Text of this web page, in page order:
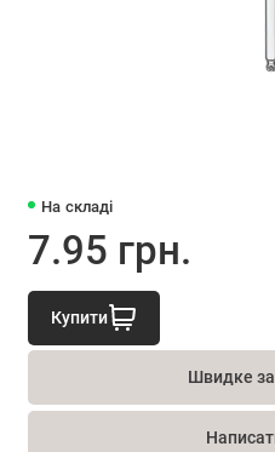
На складі
7.95 грн.
Купити
Швидке